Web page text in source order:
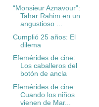
“Monsieur Aznavour”:
Tahar Rahim en un
angustioso ...
Cumplió 25 años: El
dilema
Efemérides de cine:
Los caballeros del
botón de ancla
Efemérides de cine:
Cuando los niños
vienen de Mar...